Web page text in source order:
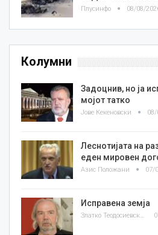
Плусинфо 08/08/
Колумни
Задоцнив, но ја
мојот татко
Јове Кекеновски
Леснотијата на
еден мировен
Азис Положани 07/
Исправена земја